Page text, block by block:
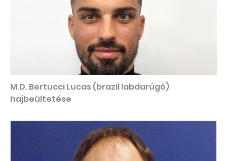
M.D. Bertucci Lucas (brazil labdarúgó)
hajbeültetése